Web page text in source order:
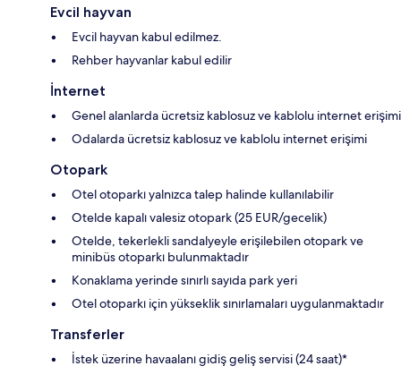
Evcil hayvan
Evcil hayvan kabul edilmez.
Rehber hayvanlar kabul edilir
İnternet
Genel alanlarda ücretsiz kablosuz ve kablolu internet erişimi
Odalarda ücretsiz kablosuz ve kablolu internet erişimi
Otopark
Otel otoparkı yalnızca talep halinde kullanılabilir
Otelde kapalı valesiz otopark (25 EUR/gecelik)
Otelde, tekerlekli sandalyeyle erişilebilen otopark ve
minibüs otoparkı bulunmaktadır
Konaklama yerinde sınırlı sayıda park yeri
Otel otoparkı için yükseklik sınırlamaları uygulanmaktadır
Transferler
İstek üzerine havaalanı gidiş geliş servisi (24 saat)*